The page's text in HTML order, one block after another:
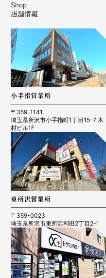
Shop
店舗情報
小手指営業所
〒359-1141
埼玉県所沢市小手指町1丁目15-7 木
村ビル1F
東所沢営業所
〒359-0023
埼玉県所沢市東所沢和田2丁目2-1